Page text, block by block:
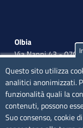
Olbia
Via Nanni 43 -
Tel. 0789 66122 |
mail:
lunedì al venerdì:
- 17,00
Questo sito utilizza
analitici anonimizzati.
funzionalità quali la
contenuti, possono
Suo consenso, cookie